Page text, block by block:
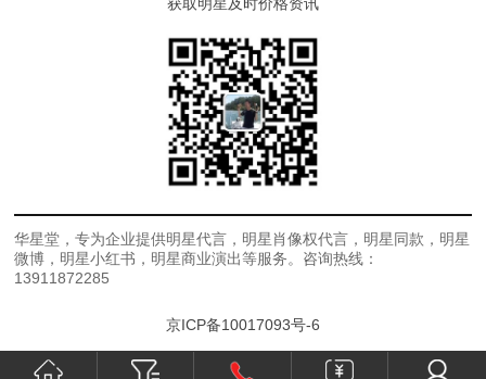
华星堂，专为企业提供明星代言，明星肖像权代言，明星同款，明星
微博，明星小红书，明星商业演出等服务。咨询热线：
13911872285
京ICP备10017093号-6